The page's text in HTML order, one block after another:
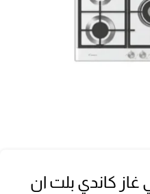
كاندي بلت ان